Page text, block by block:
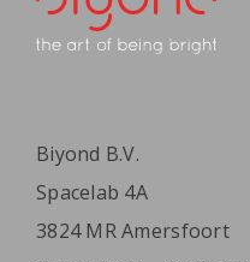
Biyond B.V.
Spacelab 4A
3824 MR Amersfoort